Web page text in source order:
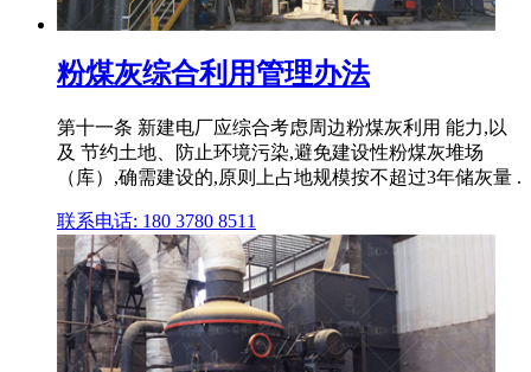
粉煤灰综合利用管理办法
第十一条 新建电厂应综合考虑周边粉煤灰利用 能力,以
及 节约土地、防止环境污染,避免建设性粉煤灰堆场
（库）,确需建设的,原则上占地规模按不超过3年储灰量 .
联系电话: 180 3780 8511